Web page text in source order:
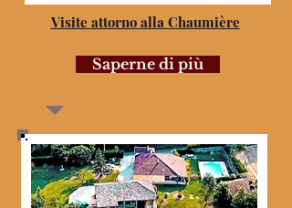
Visite attorno alla Chaumière
Saperne di più